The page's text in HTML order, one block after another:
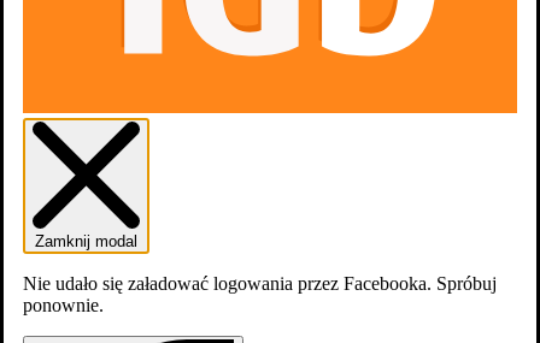
Skocz do wybranego zawodu
Aktorzy
20
Zamknij modal
Nie udało się załadować logowania przez Facebooka. Spróbuj
ponownie.